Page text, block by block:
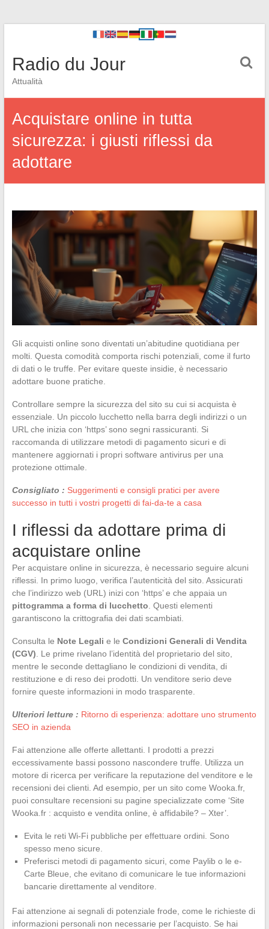
Radio du Jour
Attualità
Acquistare online in tutta
sicurezza: i giusti riflessi da
adottare
Gli acquisti online sono diventati un’abitudine quotidiana per
molti. Questa comodità comporta rischi potenziali, come il furto
di dati o le truffe. Per evitare queste insidie, è necessario
adottare buone pratiche.
Controllare sempre la sicurezza del sito su cui si acquista è
essenziale. Un piccolo lucchetto nella barra degli indirizzi o un
URL che inizia con ‘https’ sono segni rassicuranti. Si
raccomanda di utilizzare metodi di pagamento sicuri e di
mantenere aggiornati i propri software antivirus per una
protezione ottimale.
Consigliato : Suggerimenti e consigli pratici per avere
successo in tutti i vostri progetti di fai-da-te a casa
I riflessi da adottare prima di
acquistare online
Per acquistare online in sicurezza, è necessario seguire alcuni
riflessi. In primo luogo, verifica l’autenticità del sito. Assicurati
che l’indirizzo web (URL) inizi con ‘https’ e che appaia un
pittogramma a forma di lucchetto . Questi elementi
garantiscono la crittografia dei dati scambiati.
Consulta le Note Legali e le Condizioni Generali di Vendita
(CGV) . Le prime rivelano l’identità del proprietario del sito,
mentre le seconde dettagliano le condizioni di vendita, di
restituzione e di reso dei prodotti. Un venditore serio deve
fornire queste informazioni in modo trasparente.
Ulteriori letture : Ritorno di esperienza: adottare uno strumento
SEO in azienda
Fai attenzione alle offerte allettanti. I prodotti a prezzi
eccessivamente bassi possono nascondere truffe. Utilizza un
motore di ricerca per verificare la reputazione del venditore e le
recensioni dei clienti. Ad esempio, per un sito come Wooka.fr,
puoi consultare recensioni su pagine specializzate come ‘Site
Wooka.fr : acquisto e vendita online, è affidabile? – Xter’.
Evita le reti Wi-Fi pubbliche per effettuare ordini. Sono
spesso meno sicure.
Preferisci metodi di pagamento sicuri, come Paylib o le e-
Carte Bleue, che evitano di comunicare le tue informazioni
bancarie direttamente al venditore.
Fai attenzione ai segnali di potenziale frode, come le richieste di
informazioni personali non necessarie per l’acquisto. Se hai